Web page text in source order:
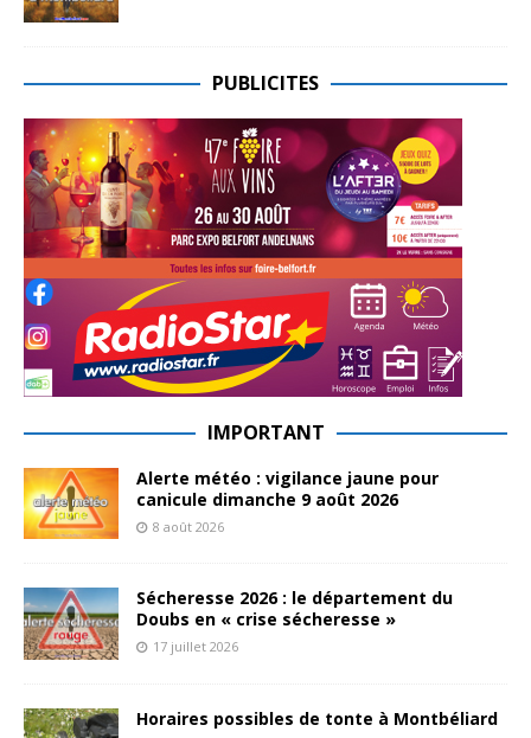
PUBLICITES
IMPORTANT
Alerte météo : vigilance jaune pour
canicule dimanche 9 août 2026
8 août 2026
Sécheresse 2026 : le département du
Doubs en « crise sécheresse »
17 juillet 2026
Horaires possibles de tonte à Montbéliard